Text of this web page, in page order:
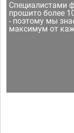
Специалистами
прошито более
- поэтому мы
максимум от